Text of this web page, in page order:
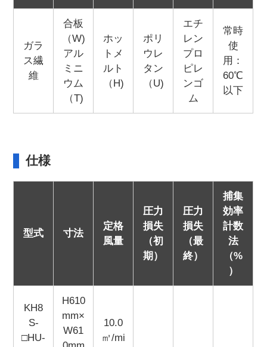
ガラ
ス繊
維
合板
（W)
アル
ミニ
ウム
（T)
ホッ
トメ
ルト
（H)
ポリ
ウレ
タン
（U)
エチ
レン
プロ
ピレ
ンゴ
ム
常時
使
用：
60℃
以下
仕様
型式 寸法
定格
風量
圧力
損失
（初
期）
圧力
損失
（最
終）
捕集
効率
計数
法
（%
）
KH8
S-
□HU-
H610
mm×
W61
10.0
㎥/mi